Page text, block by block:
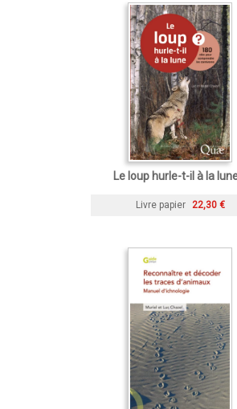
Le loup hurle-t-il à la
Livre papier 22,30 €